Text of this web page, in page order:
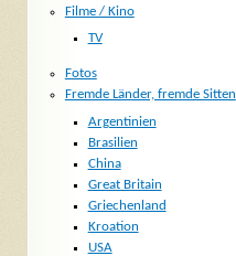
Filme / Kino
TV
Fotos
Fremde Länder, fremde Sitten
Argentinien
Brasilien
China
Great Britain
Griechenland
Kroation
USA